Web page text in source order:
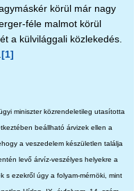
körül már nagy
féle malmot körül
a külvilággali közlekedés.
[1]
miniszter közrendeletileg utasította
beállható árvizek ellen a
a veszedelem készületlen találja
levő árvíz-veszélyes helyekre a
s ezekről úgy a folyam-mérnöki, mint